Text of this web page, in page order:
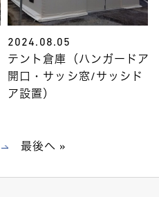
2024.08.05
テント倉庫（ハンガードア
開口・サッシ窓/サッシド
ア設置）
最後へ »